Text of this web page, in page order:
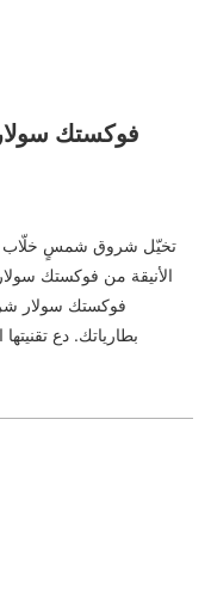
فوكستك
تخيّل شروق شمسٍ خلّاب
الأنيقة من فوكستك
فوكستك سولار
بطارياتك. دع